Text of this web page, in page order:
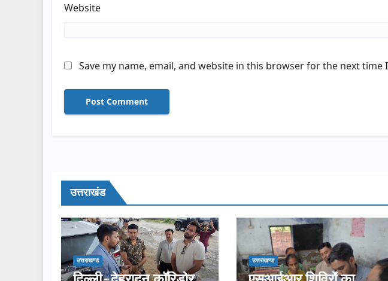
Website
Save my name, email, and website in this browser for the next time
उत्तराखंड
उत्तराखण्ड उत्तराखण्ड